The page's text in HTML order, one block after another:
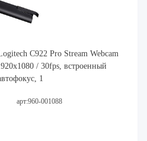
C922 Pro Stream Webcam
/ 30fps, встроенный
1
арт:960-001088